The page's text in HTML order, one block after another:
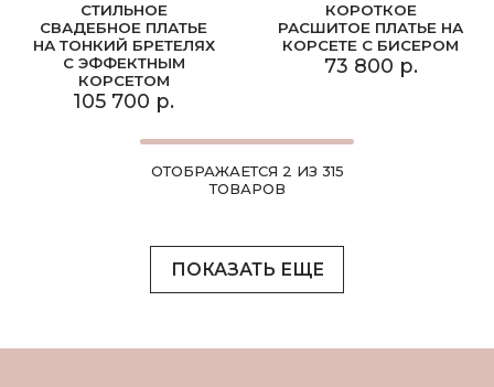
СТИЛЬНОЕ
СВАДЕБНОЕ ПЛАТЬЕ
НА ТОНКИЙ БРЕТЕЛЯХ
С ЭФФЕКТНЫМ
КОРСЕТОМ
105 700 р.
КОРОТКОЕ
РАСШИТОЕ ПЛАТЬЕ НА
КОРСЕТЕ С БИСЕРОМ
73 800 р.
ОТОБРАЖАЕТСЯ 2 ИЗ 315
ТОВАРОВ
ПОКАЗАТЬ ЕЩЕ